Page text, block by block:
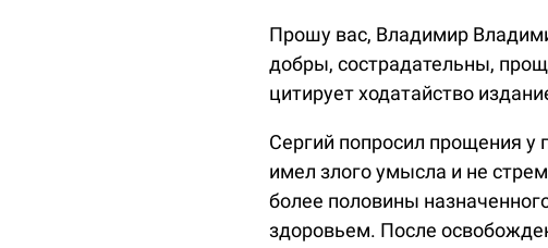
Прошу вас, Владимир
добры, сострадательны,
цитирует ходатайство
Сергий попросил прощения у
имел злого умысла и не
более половины
здоровьем. После